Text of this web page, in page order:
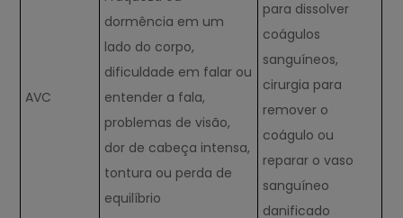
AVC
dormência em um
lado do corpo,
dificuldade em falar ou
entender a fala,
problemas de visão,
dor de cabeça intensa,
tontura ou perda de
equilíbrio
para dissolver
coágulos
sanguíneos,
cirurgia para
remover o
coágulo ou
reparar o vaso
sanguíneo
danificado